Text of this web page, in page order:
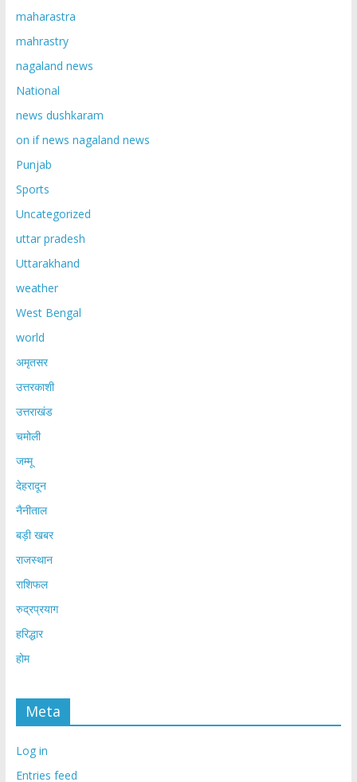
maharastra
mahrastry
nagaland news
National
news dushkaram
on if news nagaland news
Punjab
Sports
Uncategorized
uttar pradesh
Uttarakhand
weather
West Bengal
world
अमृतसर
उत्तरकाशी
उत्तराखंड
चमोली
जम्मू
देहरादून
नैनीताल
बड़ी खबर
राजस्थान
राशिफल
रुद्रप्रयाग
हरिद्धार
होम
Meta
Log in
Entries feed